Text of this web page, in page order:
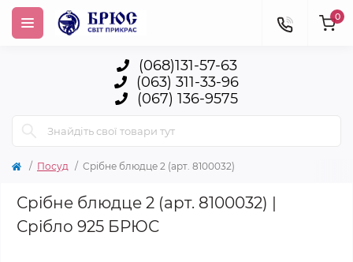
(068)131-57-63
(063) 311-33-96
(067) 136-9575
0
Посуд Срібне блюдце 2 (арт. 8100032)
Срібне блюдце 2 (арт. 8100032) |
Срібло 925 БРЮС